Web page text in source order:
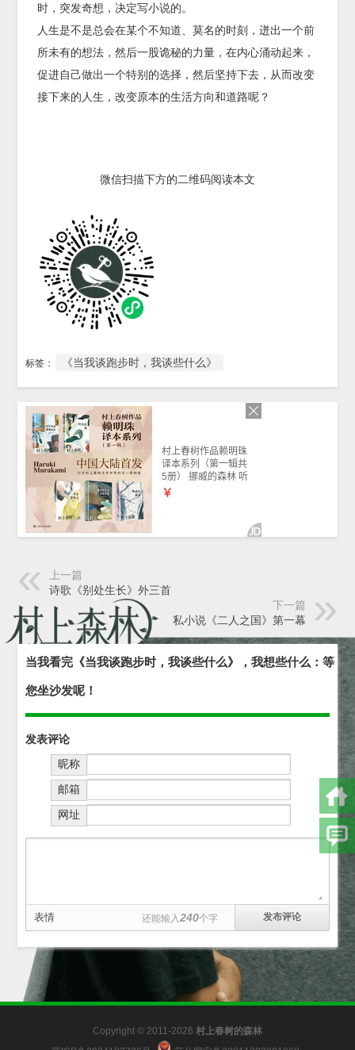
时，突发奇想，决定写小说的。
人生是不是总会在某个不知道、莫名的时刻，迸出一个前
所未有的想法，然后一股诡秘的力量，在内心涌动起来，
促进自己做出一个特别的选择，然后坚持下去，从而改变
接下来的人生，改变原本的生活方向和道路呢？
微信扫描下方的二维码阅读本文
标签： 《当我谈跑步时，我谈些什么》
上一篇
诗歌《别处生长》外三首
下一篇
私小说《二人之国》第一幕
当我看完《当我谈跑步时，我谈些什么》，我想些什么：等
您坐沙发呢！
发表评论
昵称
邮箱
网址
表情 还能输入 240个字
Copyright © 2011-2026 村上春树的森林